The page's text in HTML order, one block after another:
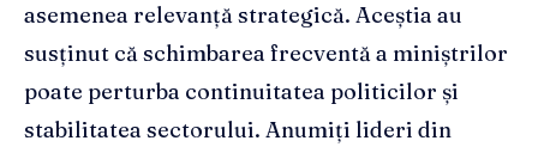
asemenea relevanță strategică. Aceștia au
susținut că schimbarea frecventă a miniștrilor
poate perturba continuitatea politicilor și
stabilitatea sectorului. Anumiți lideri din